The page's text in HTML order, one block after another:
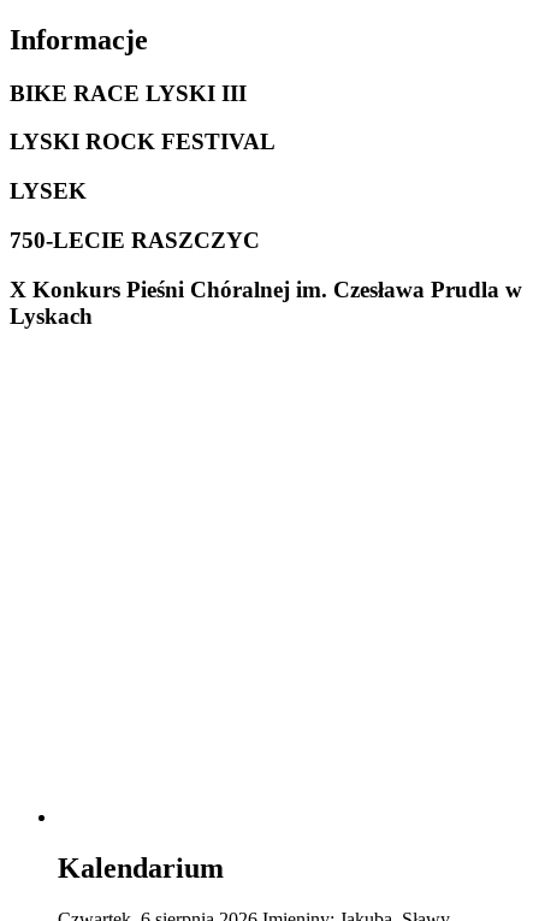
Informacje
BIKE RACE LYSKI III
LYSKI ROCK FESTIVAL
LYSEK
750-LECIE RASZCZYC
X Konkurs Pieśni Chóralnej im. Czesława Prudla w
Lyskach
Kalendarium